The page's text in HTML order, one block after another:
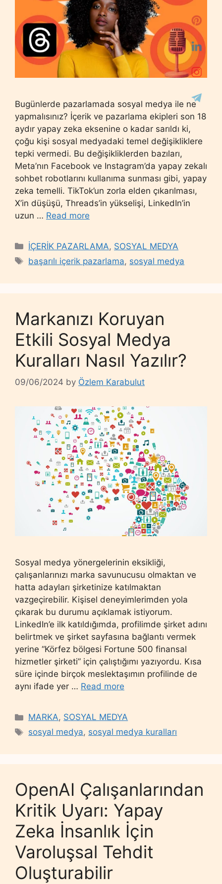
Bugünlerde pazarlamada sosyal medya ile ne
yapmalısınız? İçerik ve pazarlama ekipleri son 18
aydır yapay zeka eksenine o kadar sarıldı ki,
çoğu kişi sosyal medyadaki temel değişikliklere
tepki vermedi. Bu değişikliklerden bazıları,
Meta’nın Facebook ve Instagram’da yapay zekalı
sohbet robotlarını kullanıma sunması gibi, yapay
zeka temelli. TikTok’un zorla elden çıkarılması,
X’in düşüşü, Threads’in yükselişi, LinkedIn’in
uzun … Read more
Categories
İÇERİK PAZARLAMA, SOSYAL MEDYA
Tags
başarılı içerik pazarlama, sosyal medya
Markanızı Koruyan
Etkili Sosyal Medya
Kuralları Nasıl Yazılır?
09/06/2024 by Özlem Karabulut
Sosyal medya yönergelerinin eksikliği,
çalışanlarınızı marka savunucusu olmaktan ve
hatta adayları şirketinize katılmaktan
vazgeçirebilir. Kişisel deneyimlerimden yola
çıkarak bu durumu açıklamak istiyorum.
LinkedIn’e ilk katıldığımda, profilimde şirket adını
belirtmek ve şirket sayfasına bağlantı vermek
yerine “Körfez bölgesi Fortune 500 finansal
hizmetler şirketi” için çalıştığımı yazıyordu. Kısa
süre içinde birçok meslektaşımın profilinde de
aynı ifade yer … Read more
Categories
MARKA, SOSYAL MEDYA
Tags
sosyal medya, sosyal medya kuralları
OpenAI Çalışanlarından
Kritik Uyarı: Yapay
Zeka İnsanlık İçin
Varoluşsal Tehdit
Oluşturabilir